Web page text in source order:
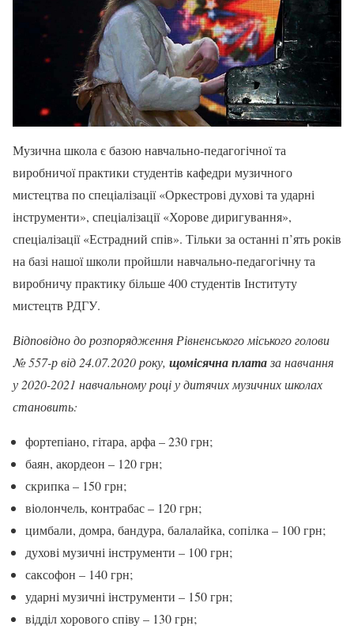
Музична школа є базою навчально-педагогічної та
виробничої практики студентів кафедри музичного
мистецтва по спеціалізації «Оркестрові духові та ударні
інструменти», спеціалізації «Хорове диригування»,
спеціалізації «Естрадний спів». Тільки за останні п’ять років
на базі нашої школи пройшли навчально-педагогічну та
виробничу практику більше 400 студентів Інституту
мистецтв РДГУ.
Відповідно до розпорядження Рівненського міського голови
№ 557-р від 24.07.2020 року, щомісячна платаза навчання
у 2020-2021 навчальному році у дитячих музичних школах
становить:
фортепіано, гітара, арфа – 230 грн;
баян, акордеон – 120 грн;
скрипка – 150 грн;
віолончель, контрабас – 120 грн;
цимбали, домра, бандура, балалайка, сопілка – 100 грн;
духові музичні інструменти – 100 грн;
саксофон – 140 грн;
ударні музичні інструменти – 150 грн;
відділ хорового співу – 130 грн;